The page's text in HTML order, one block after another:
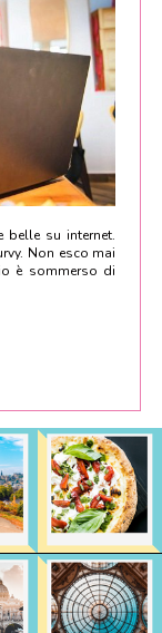
belle su internet.
Non esco mai
è sommerso di